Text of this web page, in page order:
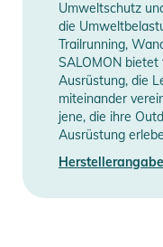
Umweltschutz
die
Trailrunning,
SALOMON
Ausrüstung, die
miteinander
jene, die ihre
Ausrüstung